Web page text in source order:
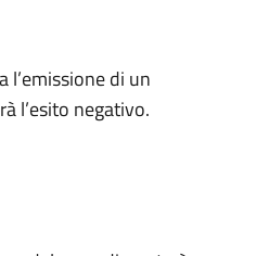
di un
l’esito negativo.